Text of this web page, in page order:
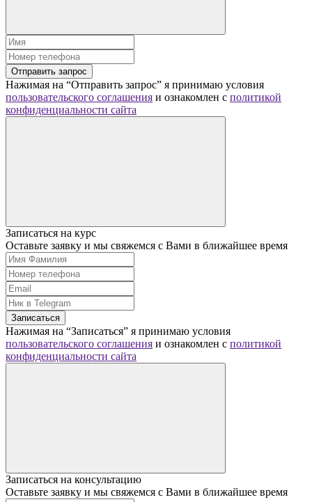
Отправить запрос
Нажимая на “Отправить запрос” я принимаю условия
пользовательского соглашения и ознакомлен с политикой
конфиденциальности сайта
Записаться на курс
Оставьте заявку и мы свяжемся с Вами в ближайшее время
Записаться
Нажимая на “Записаться” я принимаю условия
пользовательского соглашения и ознакомлен с политикой
конфиденциальности сайта
Записаться на консультацию
Оставьте заявку и мы свяжемся с Вами в ближайшее время